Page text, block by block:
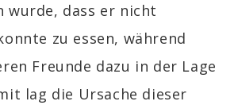
wurde, dass er nicht
zu essen, während
Freunde dazu in der Lage
lag die Ursache dieser